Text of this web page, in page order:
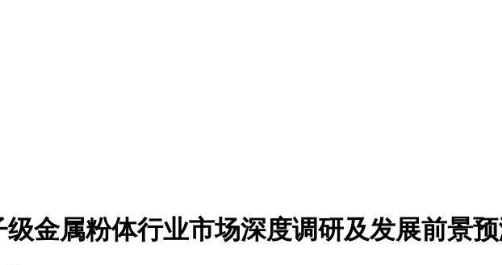
级金属粉体行业市场深度调研及发展前景